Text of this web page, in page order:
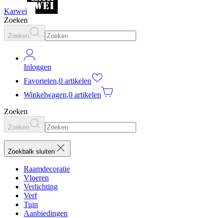
Karwei
Zoeken
Zoeken
Inloggen
Favorieten,0 artikelen
Winkelwagen,0 artikelen
Zoeken
Zoeken
Zoekbalk sluiten
Raamdecoratie
Vloeren
Verlichting
Verf
Tuin
Aanbiedingen